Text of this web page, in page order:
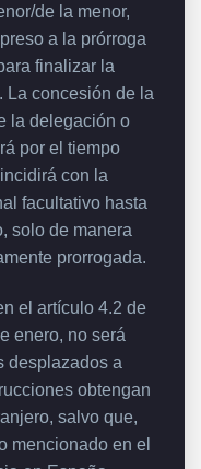
de la menor,
a la prórroga
finalizar la
La concesión de la
la delegación o
por el tiempo
con la
facultativo hasta
solo de manera
prorrogada.
el artículo 4.2 de
enero, no será
desplazados a
obtengan
salvo que,
mencionado en el